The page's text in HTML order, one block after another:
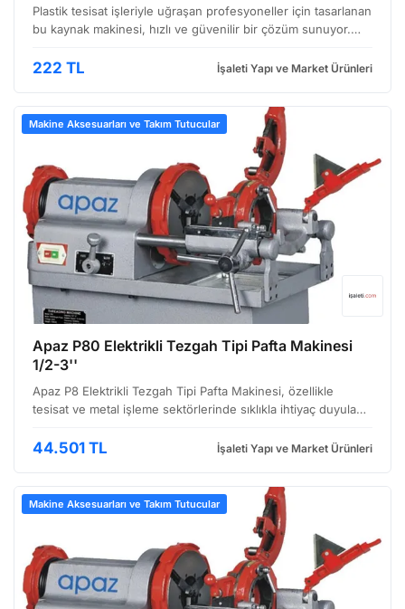
Plastik tesisat işleriyle uğraşan profesyoneller için tasarlanan
bu kaynak makinesi, hızlı ve güvenilir bir çözüm sunuyor.
malzemelerinin birleştirilmesi için i…
222 TL İşaleti Yapı ve Market Ürünleri
Makine Aksesuarları ve Takım Tutucular
Apaz P80 Elektrikli Tezgah Tipi Pafta Makinesi
1/2-3''
Apaz P8 Elektrikli Tezgah Tipi Pafta Makinesi, özellikle
tesisat ve metal işleme sektörlerinde sıklıkla ihtiyaç duyulan,
verrepresented bir şekilde oluşturmak için tasar…
44.501 TL İşaleti Yapı ve Market Ürünleri
Makine Aksesuarları ve Takım Tutucular